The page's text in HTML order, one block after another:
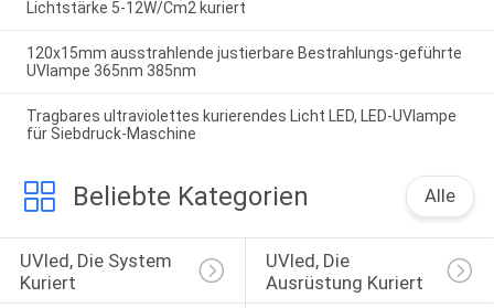
Lichtstärke 5-12W/Cm2 kuriert
120x15mm ausstrahlende justierbare Bestrahlungs-geführte
UVlampe 365nm 385nm
Tragbares ultraviolettes kurierendes Licht LED, LED-UVlampe
für Siebdruck-Maschine
Beliebte Kategorien Alle
UVled, Die System
Kuriert
UVled, Die
Ausrüstung Kuriert